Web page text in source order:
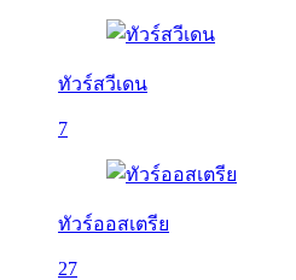
ทัวร์สวีเดน
7
ทัวร์ออสเตรีย
27